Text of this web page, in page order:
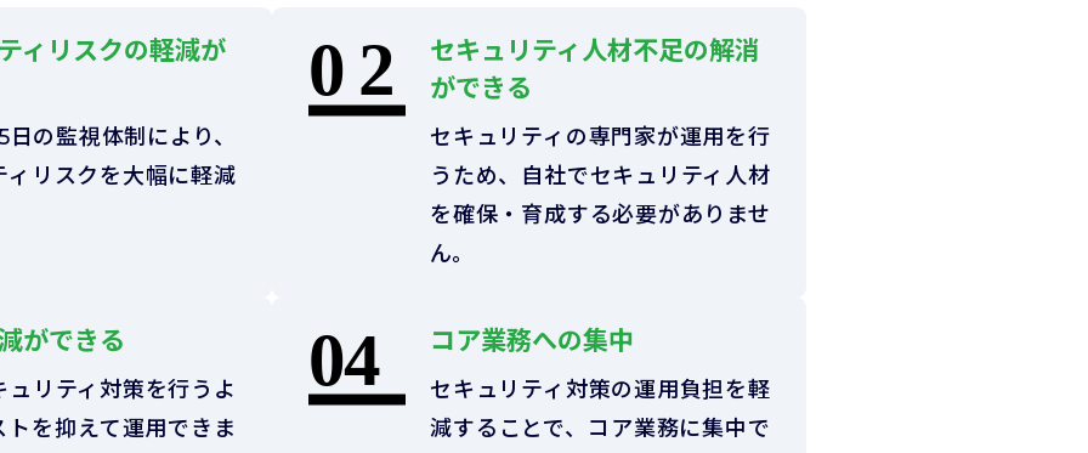
ィリスクの軽減が
の監視体制により、
ィリスクを大幅に軽減
セキュリティ人材不足の解消
ができる
セキュリティの専門家が運用を行
うため、自社でセキュリティ人材
を確保・育成する必要がありませ
ん。
ができる
ュリティ対策を行うよ
トを抑えて運用できま
コア業務への集中
セキュリティ対策の運用負担を軽
減することで、コア業務に集中で